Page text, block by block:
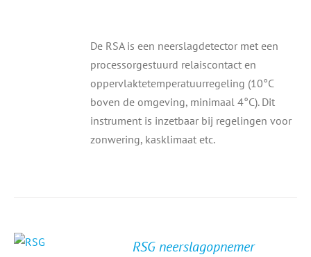
De RSA is een neerslagdetector met een
processorgestuurd relaiscontact en
oppervlaktetemperatuurregeling (10°C
boven de omgeving, minimaal 4°C). Dit
instrument is inzetbaar bij regelingen voor
zonwering, kasklimaat etc.
RSG neerslagopnemer